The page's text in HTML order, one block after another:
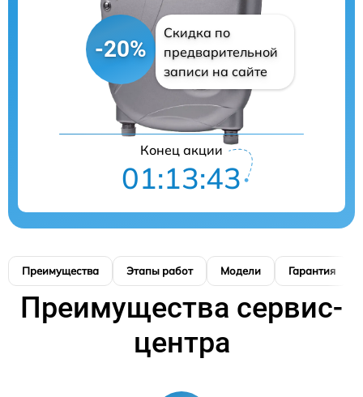
-20%
Скидка по
предварительной
записи на сайте
Конец акции
01:13:42
Преимущества Этапы работ Модели Гарантия
Преимущества сервис-
центра